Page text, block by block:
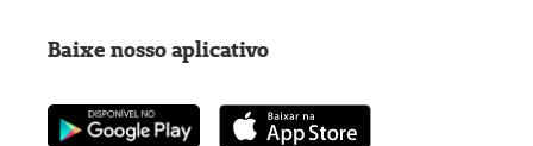
Baixe nosso aplicativo